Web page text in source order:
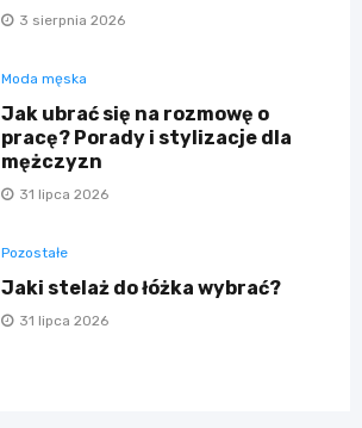
3 sierpnia 2026
Moda męska
Jak ubrać się na rozmowę o
pracę? Porady i stylizacje dla
mężczyzn
31 lipca 2026
Pozostałe
Jaki stelaż do łóżka wybrać?
31 lipca 2026